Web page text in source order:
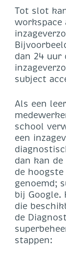
Tot slot
workspace
dan 24 uur
subject
Als een
school
een
dan kan
de
genoemd;
bij Google.
die
de
stappen: